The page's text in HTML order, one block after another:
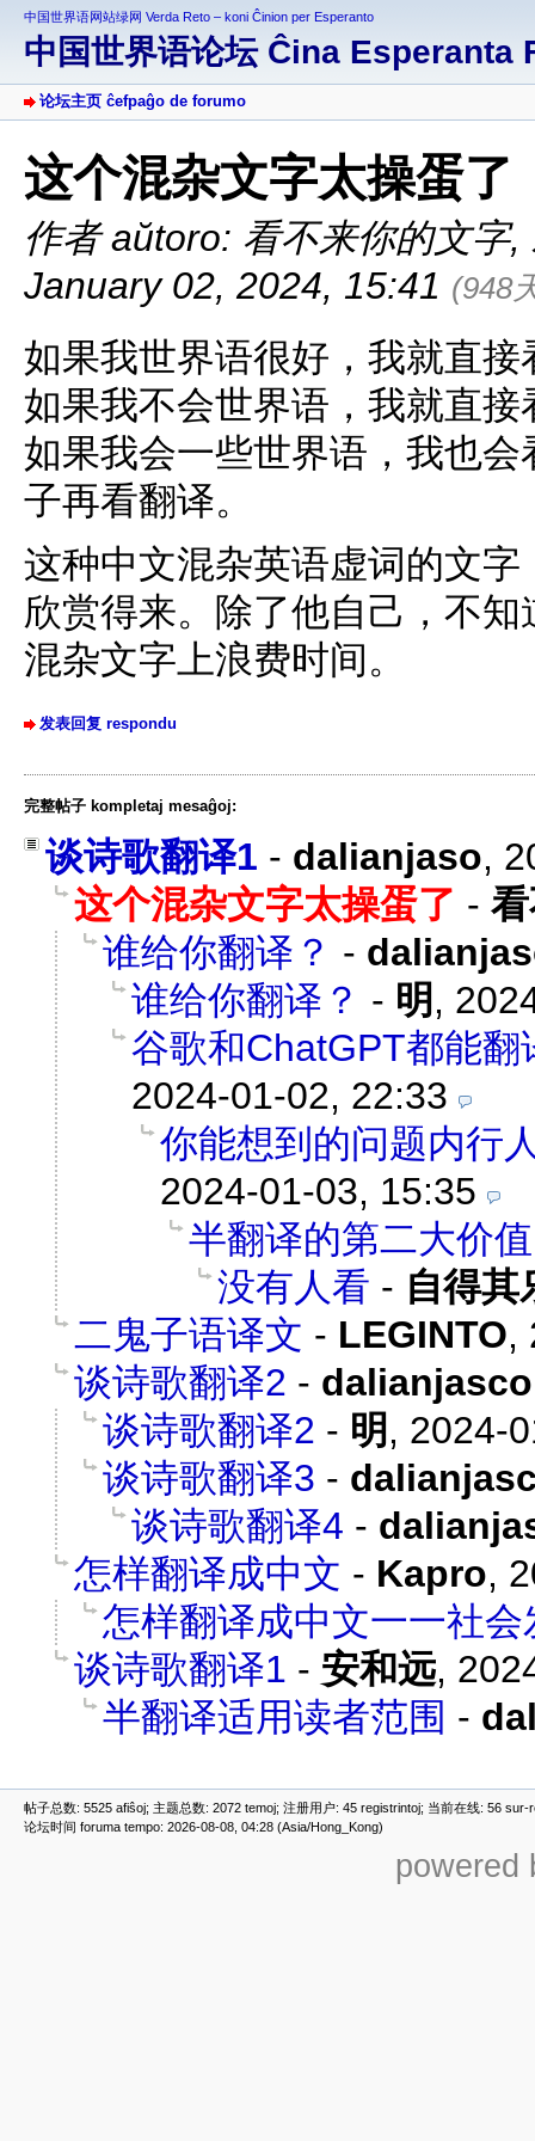
中国世界语网站绿网 Verda Reto – koni Ĉinion per Esperanto
中国世界语论坛 Ĉina Esperanta
论坛主页 ĉefpaĝo de forumo
这个混杂文字太操蛋了
作者 aŭtoro: 看不来你的文字,
January 02, 2024, 15:41 (948
如果我世界语很好，我就直接
如果我不会世界语，我就直接
如果我会一些世界语，我也
子再看翻译。
这种中文混杂英语虚词的文
欣赏得来。除了他自己，不
混杂文字上浪费时间。
发表回复 respondu
完整帖子 kompletaj mesaĝoj:
谈诗歌翻译1 - dalianjaso,
这个混杂文字太操蛋了 -
谁给你翻译？ -
谁给你翻译？ - 明 ,
谷歌和ChatGPT都能翻
2024-01-02, 22:33
你能想到的问题内行
2024-01-03, 15:35
半翻译的第二大价值
没有人看 - 自得其
二鬼子语译文 - LEGINTO,
谈诗歌翻译2 - dalianjasco
谈诗歌翻译2 - 明 , 2024-
谈诗歌翻译3 -
谈诗歌翻译4 -
怎样翻译成中文 - Kapro,
怎样翻译成中文一一社会
谈诗歌翻译1 - 安和远,
半翻译适用读者范围 -
帖子总数: 5525 afiŝoj; 主题总数: 2072 temoj; 注册用户: 45 registrintoj; 当前在线: 56
论坛时间 foruma tempo: 2026-08-08, 04:28 (Asia/Hong_Kong)
powered